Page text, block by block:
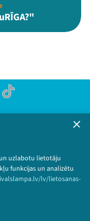
uzlabotu lietotāju
funkcijas un analizētu
lv/lietosanas-
TikTok
politika
tiesības